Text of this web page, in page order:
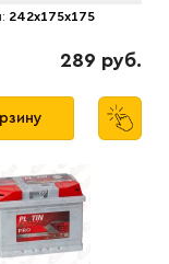
242x175x175
289 руб.